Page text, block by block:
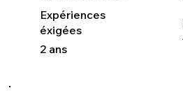
Expériences
éxigées
2 ans